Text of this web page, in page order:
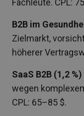
Fachleute. CPL:
B2B im
Zielmarkt,
höherer
SaaS B2B (1,2 %)
wegen
CPL: 65–85 $.